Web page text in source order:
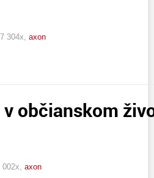
304x, axon
občianskom
002x, axon